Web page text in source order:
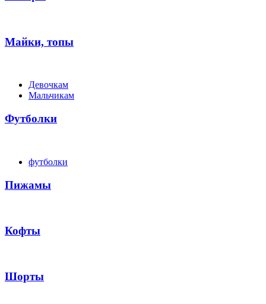
Майки, топы
Девочкам
Мальчикам
Футболки
футболки
Пижамы
Кофты
Шорты